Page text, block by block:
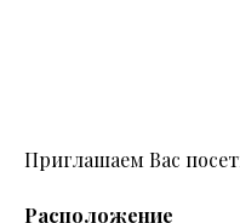
Приглашаем Вас
Расположение